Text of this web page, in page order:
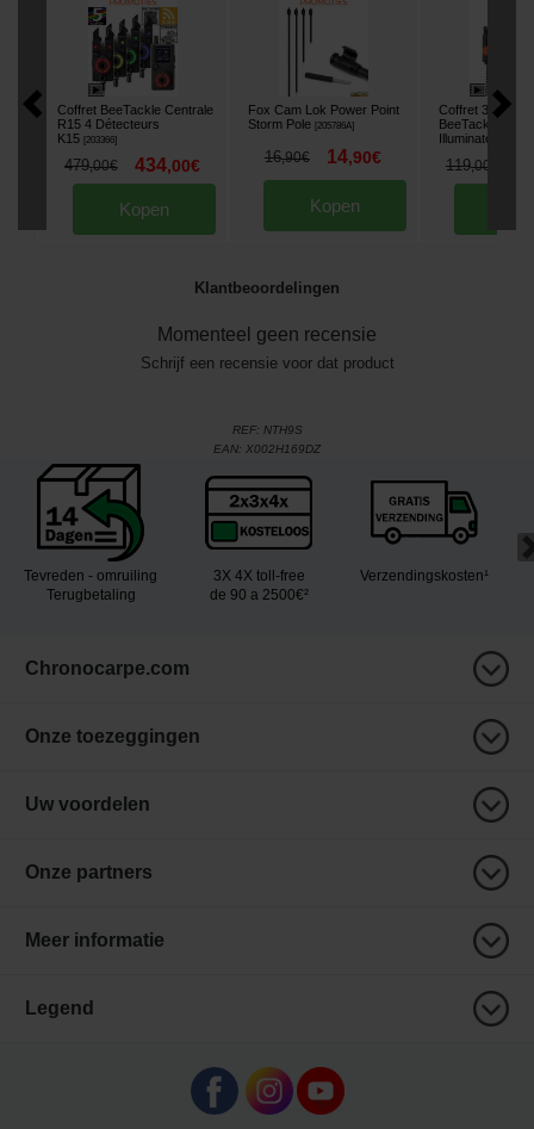
Coffret BeeTackle Centrale
R15 4 Détecteurs
K15 [203366]
479,00€ 434,00€
Kopen
Fox Cam Lok Power Point
Storm Pole [205786A]
16,90€ 14,90€
Kopen
Coffret 3
BeeTackle T6
Illuminated
119,00
Klantbeoordelingen
Momenteel geen recensie
Schrijf een recensie voor dat product
REF: NTH9S
EAN: X002H169DZ
Tevreden - omruiling
Terugbetaling
3X 4X toll-free
de 90 a 2500€²
Verzendingskosten¹
Chronocarpe.com
Onze toezeggingen
Uw voordelen
Onze partners
Meer informatie
Legend